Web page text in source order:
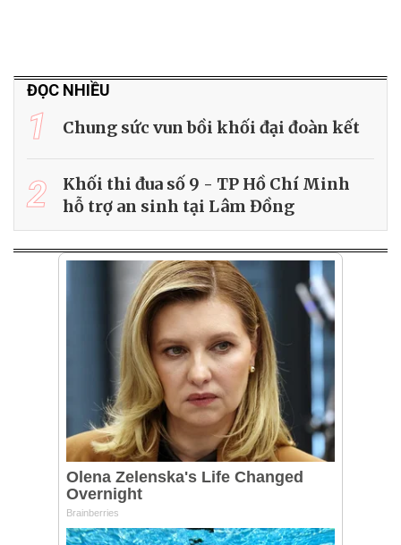
ĐỌC NHIỀU
1 Chung sức vun bồi khối đại đoàn kết
2
Khối thi đua số 9 - TP Hồ Chí Minh
hỗ trợ an sinh tại Lâm Đồng